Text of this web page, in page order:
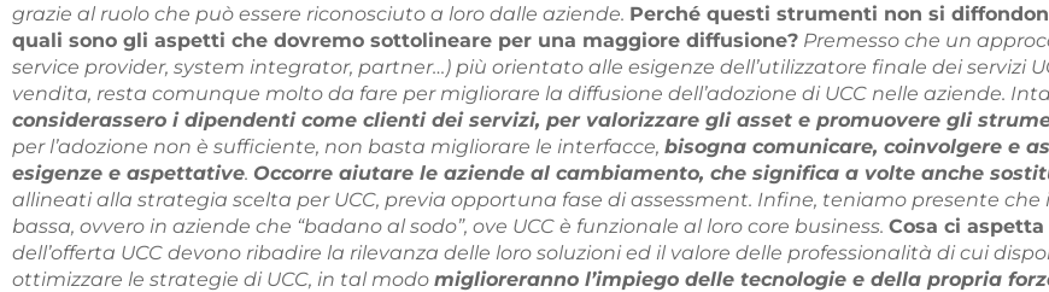
grazie al ruolo che può essere riconosciuto a loro dalle aziende. Perché questi strumenti non si
quali sono gli aspetti che dovremo sottolineare per una maggiore diffusione? Premesso che un
service provider, system integrator, partner…) più orientato alle esigenze dell’utilizzatore finale dei servizi
vendita, resta comunque molto da fare per migliorare la diffusione dell’adozione di UCC nelle aziende.
considerassero i dipendenti come clienti dei servizi, per valorizzare gli asset e promuovere gli
per l’adozione non è sufficiente, non basta migliorare le interfacce, bisogna comunicare, coinvolgere e
esigenze e aspettative. Occorre aiutare le aziende al cambiamento, che significa a volte anche
allineati alla strategia scelta per UCC, previa opportuna fase di assessment. Infine, teniamo presente
bassa, ovvero in aziende che “badano al sodo”, ove UCC è funzionale al loro core business. Cosa ci
dell’offerta UCC devono ribadire la rilevanza delle loro soluzioni ed il valore delle professionalità di cui
ottimizzare le strategie di UCC, in tal modo miglioreranno l’impiego delle tecnologie e della propria